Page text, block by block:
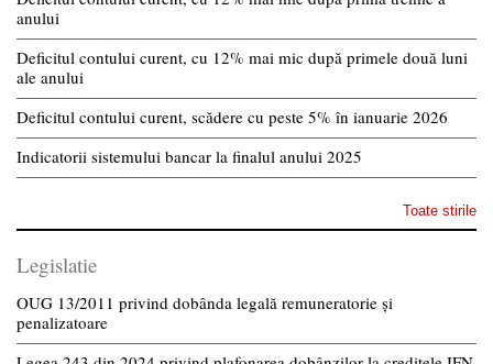
anului
Deficitul contului curent, cu 12% mai mic după primele două luni
ale anului
Deficitul contului curent, scădere cu peste 5% în ianuarie 2026
Indicatorii sistemului bancar la finalul anului 2025
Toate stirile
Legislatie
OUG 13/2011 privind dobânda legală remuneratorie și
penalizatoare